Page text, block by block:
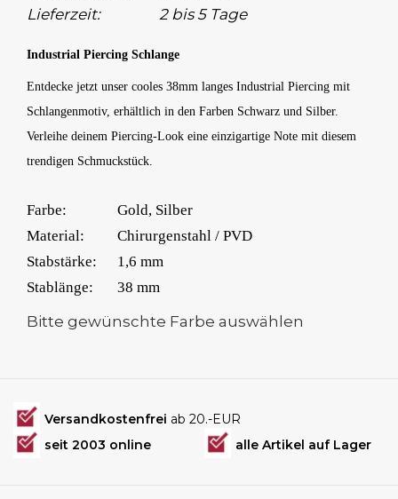
Lieferzeit:
2 bis 5 Tage
Industrial Piercing Schlange
Entdecke jetzt unser cooles 38mm langes Industrial Piercing mit
Schlangenmotiv, erhältlich in den Farben Schwarz und Silber.
Verleihe deinem Piercing-Look eine einzigartige Note mit diesem
trendigen Schmuckstück.
Farbe:
Gold, Silber
Material:
Chirurgenstahl / PVD
Stabstärke:
1,6 mm
Stablänge:
38 mm
Bitte gewünschte Farbe auswählen
Versandkostenfrei ab 20.-EUR
seit 2003 online
alle Artikel auf Lager